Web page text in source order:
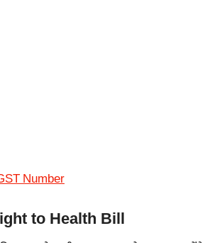
Number
to Health Bill